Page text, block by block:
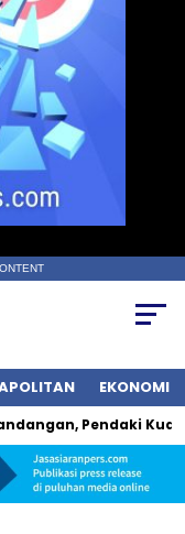
EKONOMI
Pendaki Kudus